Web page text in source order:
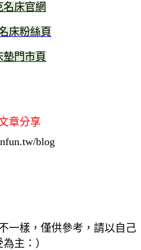
名床官網
床粉絲頁
墊門市頁
章分享
blog
一樣，僅供參考，請以自己
主：）